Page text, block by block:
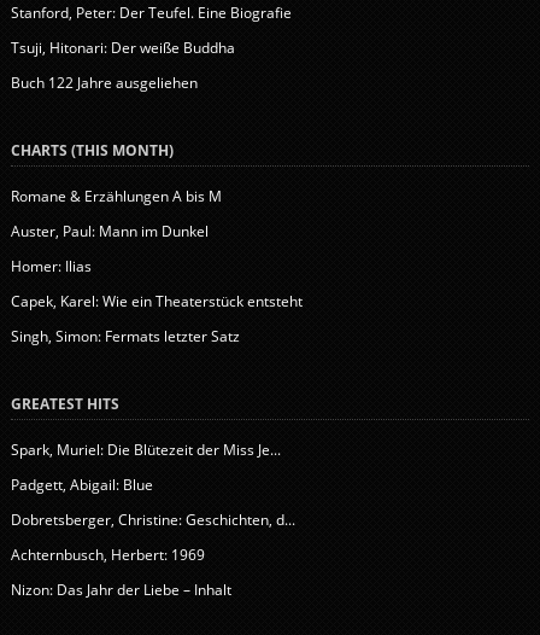
Stanford, Peter: Der Teufel. Eine Biografie
Tsuji, Hitonari: Der weiße Buddha
Buch 122 Jahre ausgeliehen
CHARTS (THIS MONTH)
Romane & Erzählungen A bis M
Auster, Paul: Mann im Dunkel
Homer: Ilias
Capek, Karel: Wie ein Theaterstück entsteht
Singh, Simon: Fermats letzter Satz
GREATEST HITS
Spark, Muriel: Die Blütezeit der Miss Je...
Padgett, Abigail: Blue
Dobretsberger, Christine: Geschichten, d...
Achternbusch, Herbert: 1969
Nizon: Das Jahr der Liebe – Inhalt